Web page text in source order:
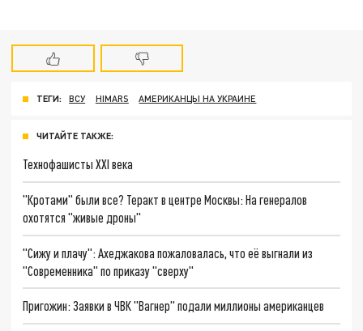
ТЕГИ: ВСУ HIMARS АМЕРИКАНЦЫ НА УКРАИНЕ
ЧИТАЙТЕ ТАКЖЕ:
Технофашисты XXI века
"Кротами" были все? Теракт в центре Москвы: На генералов
охотятся "живые дроны"
"Сижу и плачу": Ахеджакова пожаловалась, что её выгнали из
"Современника" по приказу "сверху"
Пригожин: Заявки в ЧВК "Вагнер" подали миллионы американцев